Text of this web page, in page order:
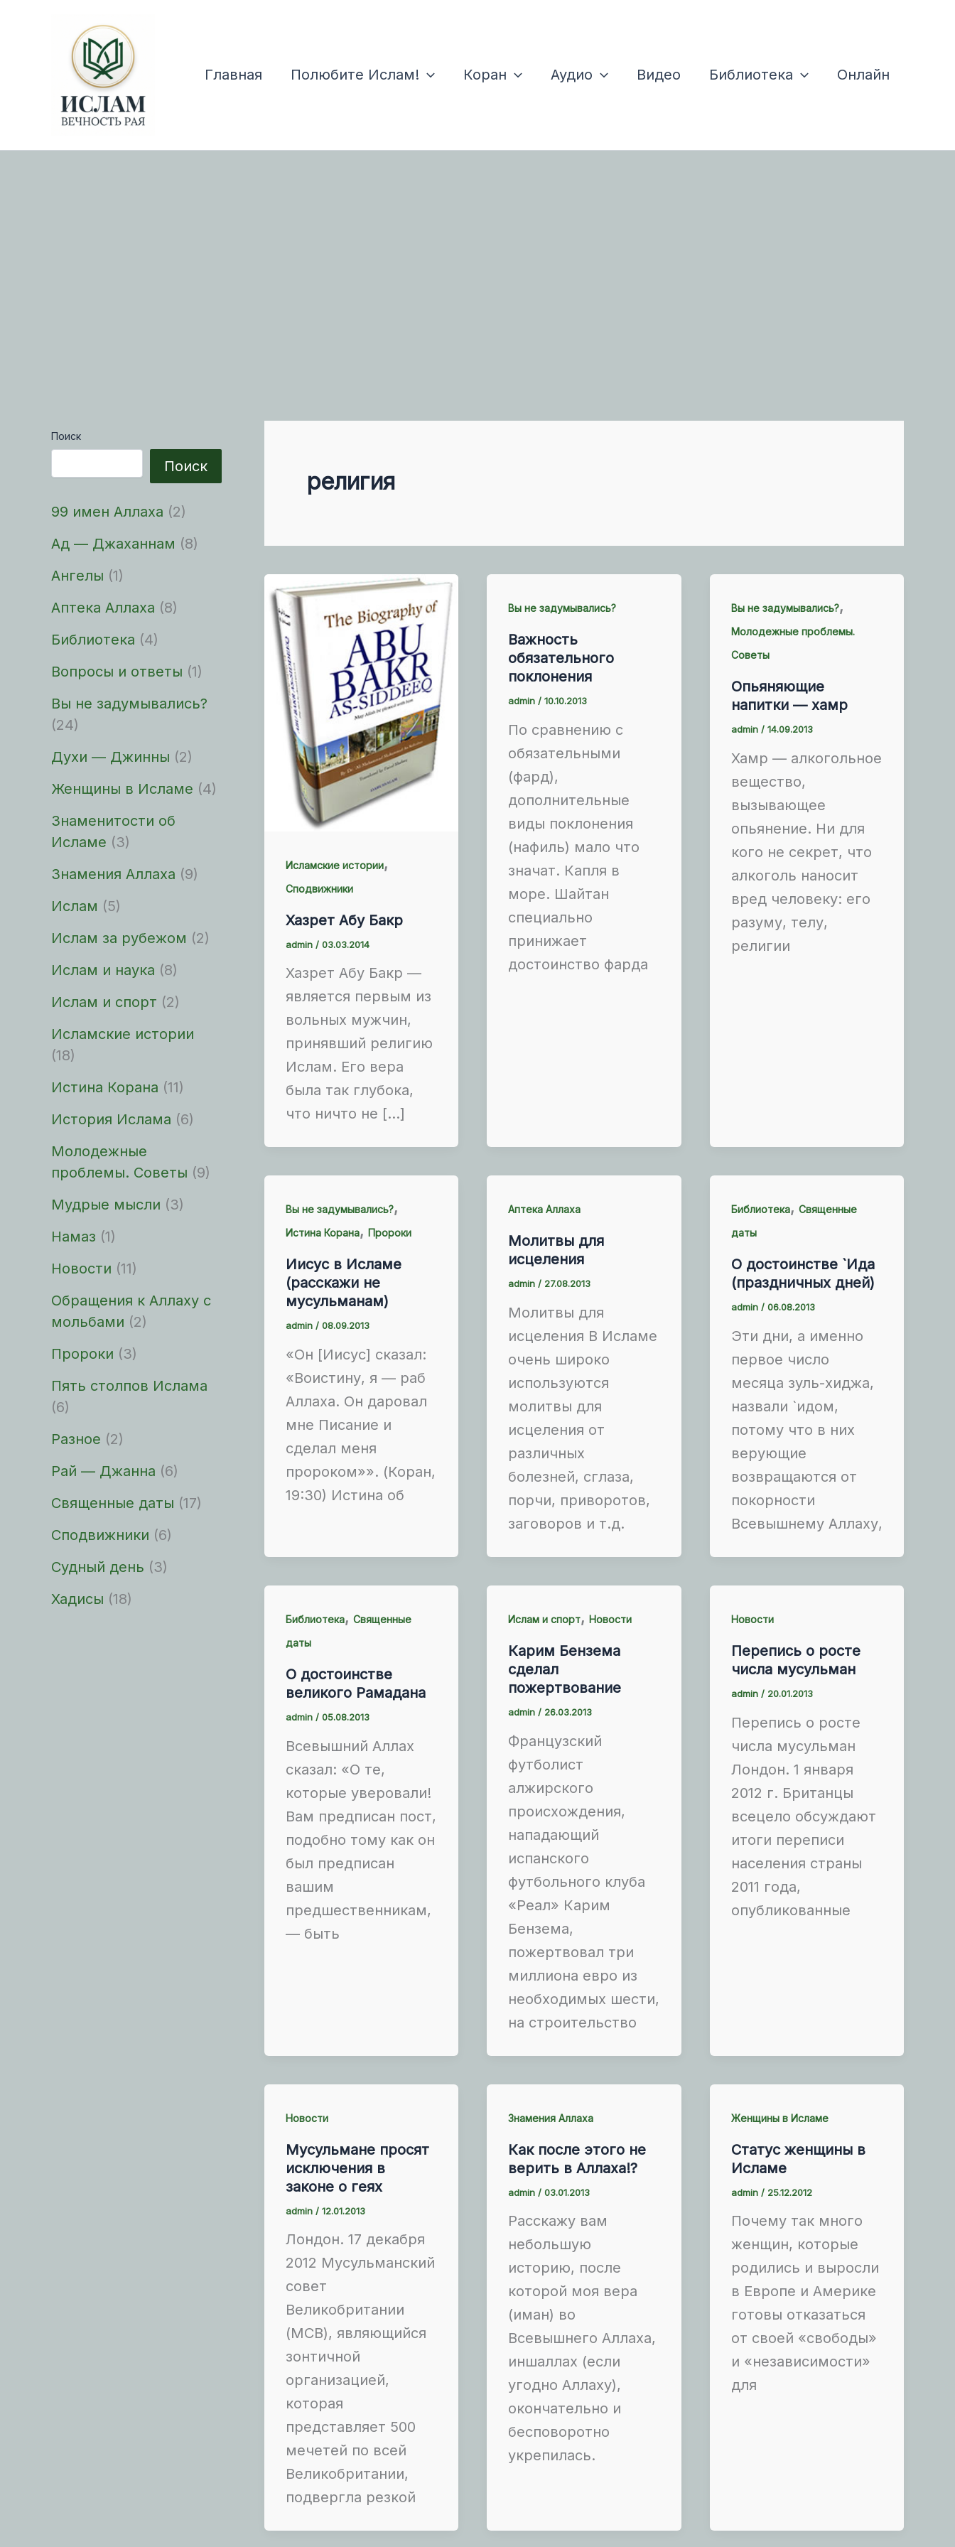
содержимому
Главная
Полюбите Ислам! Коран Аудио Видео Библиотека Онлайн
Поиск
Поиск
99 имен Аллаха (2)
Ад — Джаханнам (8)
Ангелы (1)
Аптека Аллаха (8)
Библиотека (4)
Вопросы и ответы (1)
Вы не задумывались?
(24)
Духи — Джинны (2)
Женщины в Исламе (4)
Знаменитости об
Исламе (3)
Знамения Аллаха (9)
Ислам (5)
Ислам за рубежом (2)
Ислам и наука (8)
Ислам и спорт (2)
Исламские истории
(18)
Истина Корана (11)
История Ислама (6)
Молодежные
проблемы. Советы (9)
Мудрые мысли (3)
Намаз (1)
Новости (11)
Обращения к Аллаху с
мольбами (2)
Пророки (3)
Пять столпов Ислама
(6)
Разное (2)
Рай — Джанна (6)
Священные даты (17)
Сподвижники (6)
Судный день (3)
Хадисы (18)
религия
Исламские истории,
Сподвижники
Хазрет Абу Бакр
admin / 03.03.2014
Хазрет Абу Бакр —
является первым из
вольных мужчин,
принявший религию
Ислам. Его вера
была так глубока,
что ничто не […]
Вы не задумывались?
Важность
обязательного
поклонения
admin /10.10.2013
По сравнению с
обязательными
(фард),
дополнительные
виды поклонения
(нафиль) мало что
значат. Капля в
море. Шайтан
специально
принижает
достоинство фарда
Вы не задумывались?,
Молодежные проблемы.
Советы
Опьяняющие
напитки — хамр
admin / 14.09.2013
Хамр — алкогольное
вещество,
вызывающее
опьянение. Ни для
кого не секрет, что
алкоголь наносит
вред человеку: его
разуму, телу,
религии
Вы не задумывались?,
Истина Корана, Пророки
Иисус в Исламе
(расскажи не
мусульманам)
admin / 08.09.2013
«Он [Иисус] сказал:
«Воистину, я — раб
Аллаха. Он даровал
мне Писание и
сделал меня
пророком»». (Коран,
19:30) Истина об
Аптека Аллаха
Молитвы для
исцеления
admin/ 27.08.2013
Молитвы для
исцеления В Исламе
очень широко
используются
молитвы для
исцеления от
различных
болезней, сглаза,
порчи, приворотов,
заговоров и т.д.
Библиотека, Священные
даты
О достоинстве `Ида
(праздничных дней)
admin / 06.08.2013
Эти дни, а именно
первое число
месяца зуль-хиджа,
назвали `идом,
потому что в них
верующие
возвращаются от
покорности
Всевышнему Аллаху,
Библиотека, Священные
даты
О достоинстве
великого Рамадана
admin / 05.08.2013
Всевышний Аллах
сказал: «О те,
которые уверовали!
Вам предписан пост,
подобно тому как он
был предписан
вашим
предшественникам,
— быть
Ислам и спорт,Новости
Карим Бензема
сделал
пожертвование
admin / 26.03.2013
Французский
футболист
алжирского
происхождения,
нападающий
испанского
футбольного клуба
«Реал» Карим
Бензема,
пожертвовал три
миллиона евро из
необходимых шести,
на строительство
Новости
Перепись о росте
числа мусульман
admin / 20.01.2013
Перепись о росте
числа мусульман
Лондон. 1 января
2012 г. Британцы
всецело обсуждают
итоги переписи
населения страны
2011 года,
опубликованные
Новости
Мусульмане просят
исключения в
законе о геях
admin / 12.01.2013
Лондон. 17 декабря
2012 Мусульманский
совет
Великобритании
(MCB), являющийся
зонтичной
организацией,
которая
представляет 500
мечетей по всей
Великобритании,
подвергла резкой
Знамения Аллаха
Как после этого не
верить в Аллаха!?
admin /03.01.2013
Расскажу вам
небольшую
историю, после
которой моя вера
(иман) во
Всевышнего Аллаха,
иншаллах (если
угодно Аллаху),
окончательно и
бесповоротно
укрепилась.
Женщины в Исламе
Статус женщины в
Исламе
admin / 25.12.2012
Почему так много
женщин, которые
родились и выросли
в Европе и Америке
готовы отказаться
от своей «свободы»
и «независимости»
для